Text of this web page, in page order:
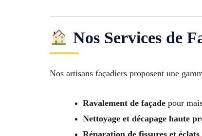
Nos Services de
Nos artisans façadiers proposent une
Ravalement de façade pour
Nettoyage et décapage haute
Réparation de fissures et éclats